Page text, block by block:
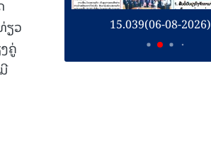
ຽວ
ຄູ່
15.039(06-08-2026)